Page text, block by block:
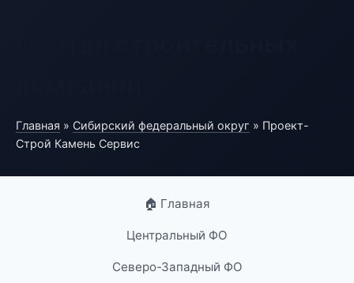
Главная » Сибирский федеральный округ » Проект-
Строй Камень Сервис
🏠 Главная
Центральный ФО
Северо-Западный ФО